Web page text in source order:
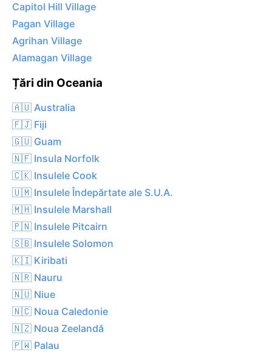
Capitol Hill Village
Pagan Village
Agrihan Village
Alamagan Village
Țări din Oceania
🇦🇺 Australia
🇫🇯 Fiji
🇬🇺 Guam
🇳🇫 Insula Norfolk
🇨🇰 Insulele Cook
🇺🇲 Insulele Îndepărtate ale S.U.A.
🇲🇭 Insulele Marshall
🇵🇳 Insulele Pitcairn
🇸🇧 Insulele Solomon
🇰🇮 Kiribati
🇳🇷 Nauru
🇳🇺 Niue
🇳🇨 Noua Caledonie
🇳🇿 Noua Zeelandă
🇵🇼 Palau